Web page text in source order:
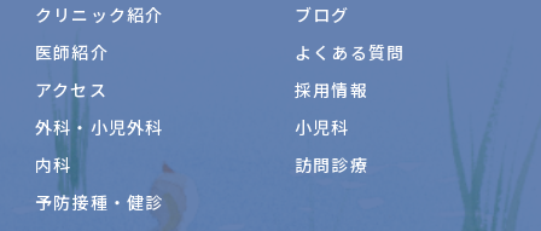
クリニック紹介
医師紹介
アクセス
外科・小児外科
内科
予防接種・健診
ブログ
よくある質問
採用情報
小児科
訪問診療